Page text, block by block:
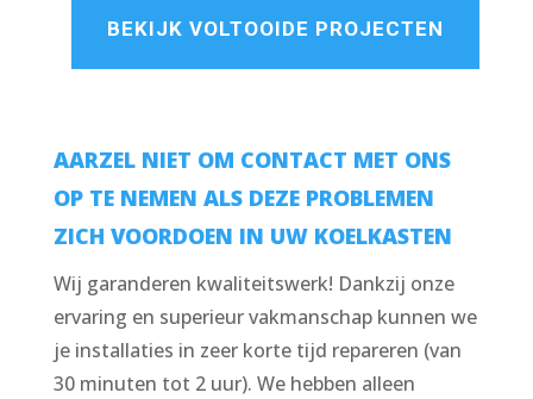
BEKIJK VOLTOOIDE PROJECTEN
AARZEL NIET OM CONTACT MET ONS
OP TE NEMEN ALS DEZE PROBLEMEN
ZICH VOORDOEN IN UW KOELKASTEN
Wij garanderen kwaliteitswerk! Dankzij onze
ervaring en superieur vakmanschap kunnen we
je installaties in zeer korte tijd repareren (van
30 minuten tot 2 uur). We hebben alleen